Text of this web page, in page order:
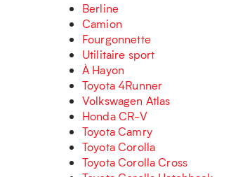
Berline
Camion
Fourgonnette
Utilitaire sport
À Hayon
Toyota 4Runner
Volkswagen Atlas
Honda CR-V
Toyota Camry
Toyota Corolla
Toyota Corolla Cross